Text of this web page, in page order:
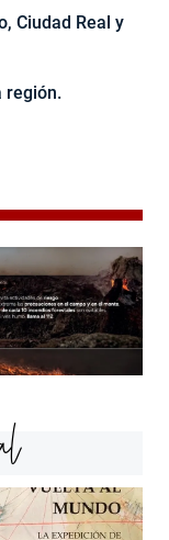
Ciudad Real y
región.